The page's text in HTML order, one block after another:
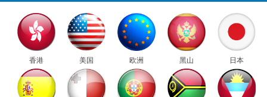
香港 美国 欧洲 黑山 日本